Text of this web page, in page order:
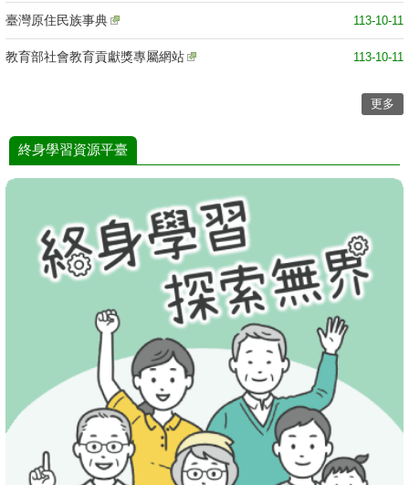
113-10-11
臺灣原住民族事典
113-10-11
教育部社會教育貢獻獎專屬網站
更多
終身學習資源平臺